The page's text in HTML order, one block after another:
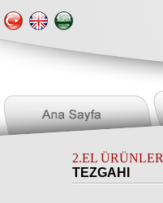
2.EL ÜRÜNLER
TEZGAHI